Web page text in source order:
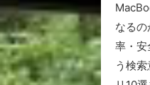
なる
率・
う検